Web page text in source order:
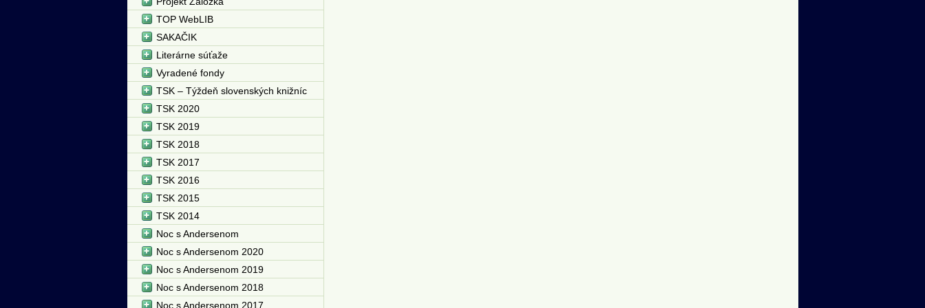
TOP WebLIB
SAKAČIK
Literárne súťaže
Vyradené fondy
TSK – Týždeň slovenských knižníc
TSK 2020
TSK 2019
TSK 2018
TSK 2017
TSK 2016
TSK 2015
TSK 2014
Noc s Andersenom
Noc s Andersenom 2020
Noc s Andersenom 2019
Noc s Andersenom 2018
Noc s Andersenom 2017